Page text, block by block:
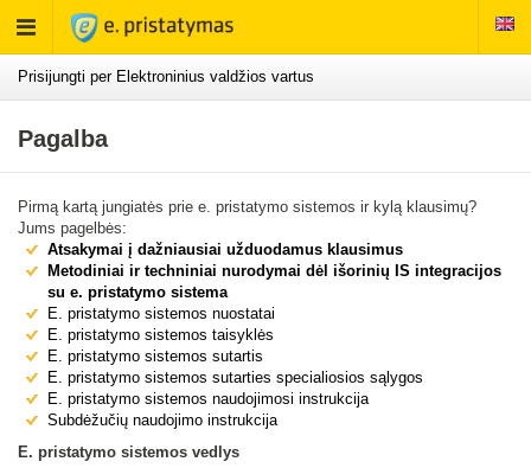
Rodyti
meniu
Prisijungti per Elektroninius valdžios vartus
Pagalba
Pirmą kartą jungiatės prie e. pristatymo sistemos ir kylą klausimų?
Jums pagelbės:
Atsakymai į dažniausiai užduodamus klausimus
Metodiniai ir techniniai nurodymai dėl išorinių IS integracijos
su e. pristatymo sistema
E. pristatymo sistemos nuostatai
E. pristatymo sistemos taisyklės
E. pristatymo sistemos sutartis
E. pristatymo sistemos sutarties specialiosios sąlygos
E. pristatymo sistemos naudojimosi instrukcija
Subdėžučių naudojimo instrukcija
E. pristatymo sistemos vedlys